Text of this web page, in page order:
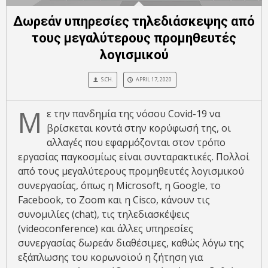
Δωρεάν υπηρεσίες τηλεδιάσκεψης από
τους μεγαλύτερους προμηθευτές
λογισμικού
S.CH. APRIL 17, 2020
Μ ε την πανδημία της νόσου Covid-19 να
βρίσκεται κοντά στην κορύφωσή της, οι
αλλαγές που εφαρμόζονται στον τρόπο
εργασίας παγκοσμίως είναι συνταρακτικές. Πολλοί
από τους μεγαλύτερους προμηθευτές λογισμικού
συνεργασίας, όπως η Microsoft, η Google, το
Facebook, το Zoom και η Cisco, κάνουν τις
συνομιλίες (chat), τις τηλεδιασκέψεις
(videoconference) και άλλες υπηρεσίες
συνεργασίας δωρεάν διαθέσιμες, καθώς λόγω της
εξάπλωσης του κορωνοϊού η ζήτηση για